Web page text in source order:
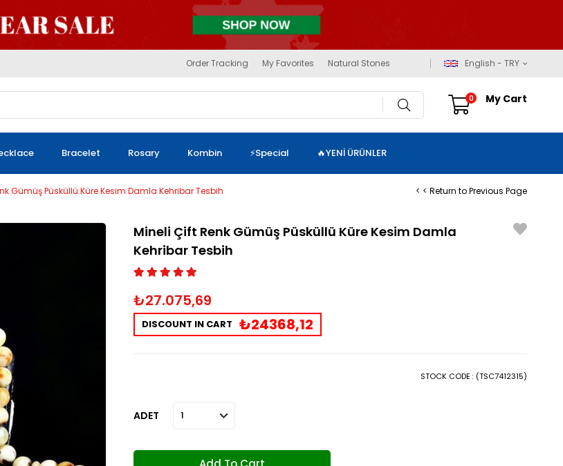
Order Tracking My Favorites Natural Stones English - TRY
My Cart
0
Bracelet Rosary Kombin ⚡Special 🔥YENİ ÜRÜNLER
Gümüş Püsküllü Küre Kesim Damla Kehribar Tesbih < < Return to Previous Page
Mineli Çift Renk Gümüş Püsküllü Küre Kesim Damla
Kehribar Tesbih
₺27.075,69
DISCOUNT IN CART ₺24368,12
STOCK CODE (TSC7412315)
ADET